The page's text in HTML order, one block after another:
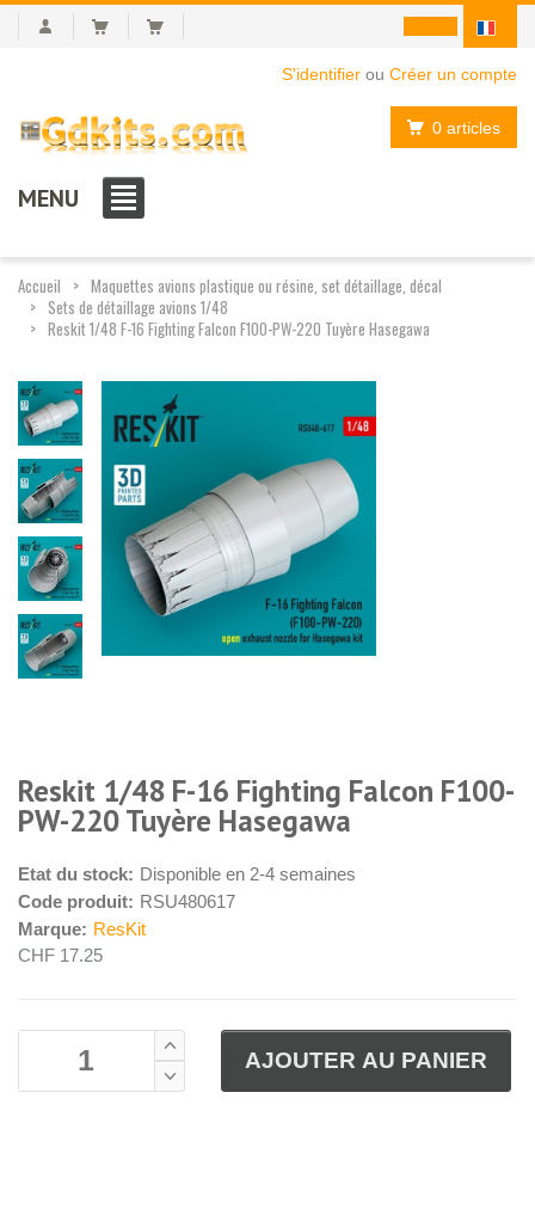
S'identifier ou Créer un compte
0 articles
MENU
Accueil
Maquettes avions plastique ou résine, set détaillage, décal
Sets de détaillage avions 1/48
Reskit 1/48 F-16 Fighting Falcon F100-PW-220 Tuyère Hasegawa
Reskit 1/48 F-16 Fighting Falcon F100-
PW-220 Tuyère Hasegawa
Etat du stock: Disponible en 2-4 semaines
Code produit: RSU480617
Marque: ResKit
CHF 17.25